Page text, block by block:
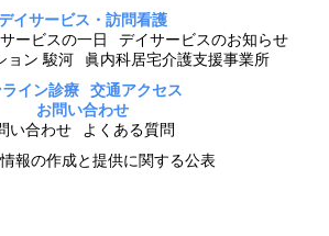
イサービス・訪問看護
ービスの一日
デイサービスのお知らせ
ョン 駿河
眞内科居宅介護支援事業所
イン診療
交通アクセス
お問い合わせ
い合わせ
よくある質問
報の作成と提供に関する公表